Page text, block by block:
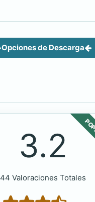
Opciones de Descarga
3.2
44 Valoraciones Totales